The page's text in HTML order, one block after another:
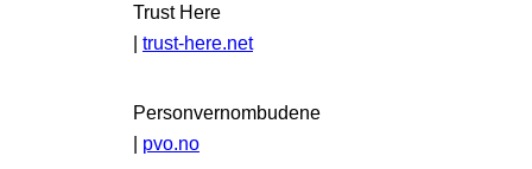
Trust Here
trust-here.net
Personvernombudene
| pvo.no